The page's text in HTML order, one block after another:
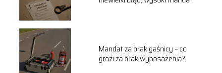
Mandat za brak gaśnicy – co
grozi za brak wyposażenia?